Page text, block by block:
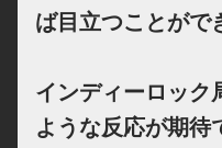
ば目立つことがで
インディーロック
ような反応が期待